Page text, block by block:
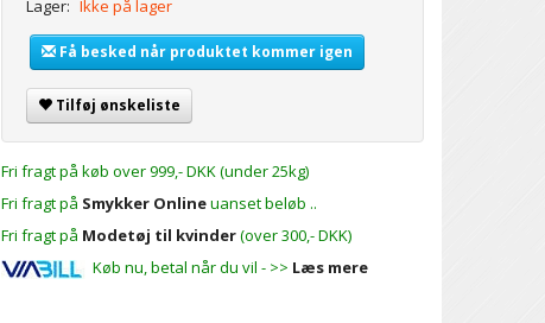
Lager: Ikke på lager
Få besked når produktet kommer igen
Tilføj ønskeliste
Fri fragt på køb over 999,- DKK (under 25kg)
Fri fragt på Smykker Onlineuanset beløb ..
Fri fragt på Modetøj til kvinder(over 300,- DKK)
Køb nu, betal når du vil - >> Læs mere